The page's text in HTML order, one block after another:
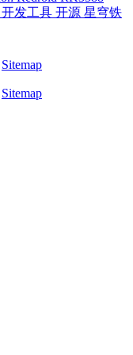
开发工具 开源 星穹铁
Sitemap
Sitemap